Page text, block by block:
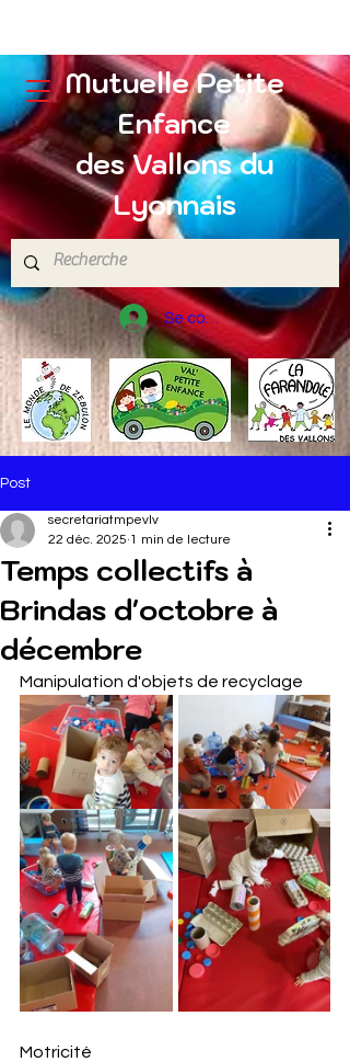
Mutuelle Petite
Enfance
des Vallons du
Lyonnais
Se connecter
Post
Temps collectifs à
Brindas d'octobre à
décembre
secretariatmpevlv
22 déc. 2025 1 min de lecture
Manipulation d'objets de recyclage
Motricité